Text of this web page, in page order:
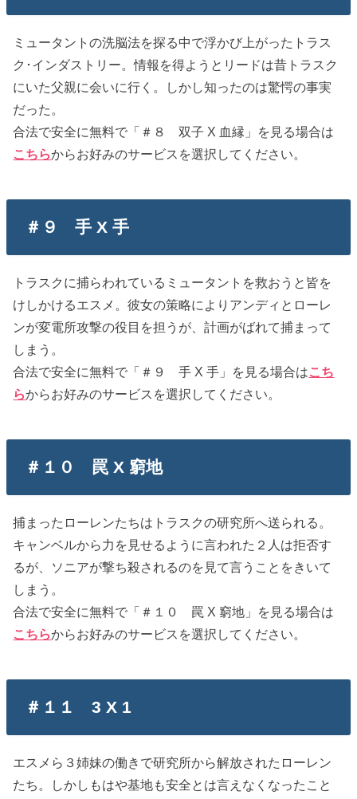
ミュータントの洗脳法を探る中で浮かび上がったトラス
ク･インダストリー。情報を得ようとリードは昔トラスク
にいた父親に会いに行く。しかし知ったのは驚愕の事実
だった。
合法で安全に無料で「＃８ 双子 X 血縁」を見る場合は
こちらからお好みのサービスを選択してください。
＃９ 手 X 手
トラスクに捕らわれているミュータントを救おうと皆を
けしかけるエスメ。彼女の策略によりアンディとローレ
ンが変電所攻撃の役目を担うが、計画がばれて捕まって
しまう。
合法で安全に無料で「＃９ 手 X 手」を見る場合はこち
らからお好みのサービスを選択してください。
＃１０ 罠 X 窮地
捕まったローレンたちはトラスクの研究所へ送られる。
キャンベルから力を見せるように言われた２人は拒否す
るが、ソニアが撃ち殺されるのを見て言うことをきいて
しまう。
合法で安全に無料で「＃１０ 罠 X 窮地」を見る場合は
こちらからお好みのサービスを選択してください。
＃１１ 3 X 1
エスメら３姉妹の働きで研究所から解放されたローレン
たち。しかしもはや基地も安全とは言えなくなったこと